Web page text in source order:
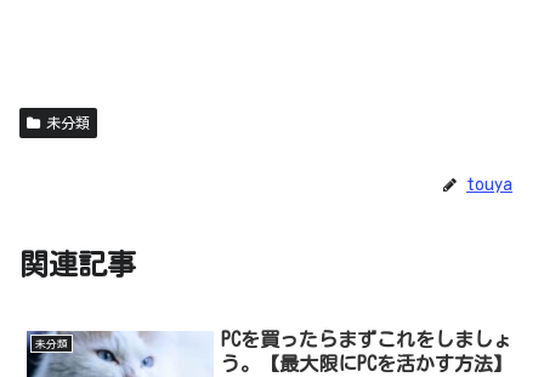
未分類
touya
関連記事
未分類
PCを買ったらまずこれをしましょ
う。【最大限にPCを活かす方法】